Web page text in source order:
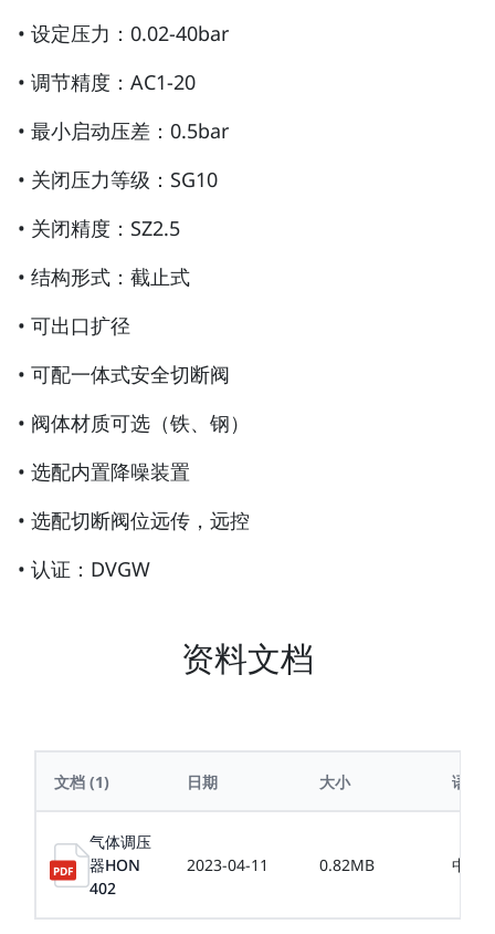
• 设定压力：0.02-40bar
• 调节精度：AC1-20
• 最小启动压差：0.5bar
• 关闭压力等级：SG10
• 关闭精度：SZ2.5
• 结构形式：截止式
• 可出口扩径
• 可配一体式安全切断阀
• 阀体材质可选（铁、钢）
• 选配内置降噪装置
• 选配切断阀位远传，远控
• 认证：DVGW
资料文档
文档 (1) 日期 大小 语言
气体调压
器HON
402
2023-04-11 0.82MB 中文